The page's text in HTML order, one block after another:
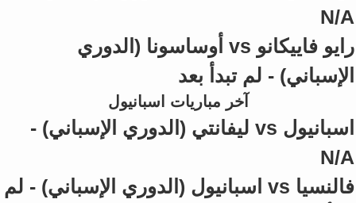
N/A
رايو فاييكانو vs أوساسونا (الدوري
الإسباني) - لم تبدأ بعد
آخر مباريات اسبانيول
اسبانيول vs ليفانتي (الدوري الإسباني) -
N/A
فالنسيا vs اسبانيول (الدوري الإسباني) - لم